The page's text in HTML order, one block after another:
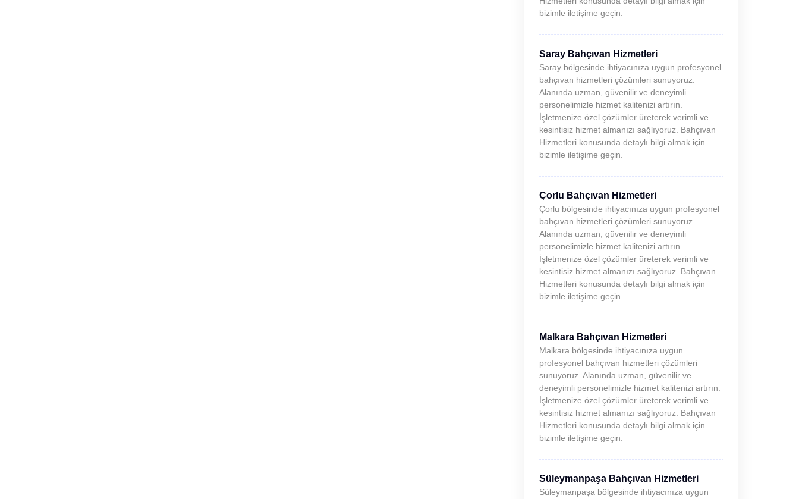
bizimle iletişime geçin.
Saray Bahçıvan Hizmetleri
Saray bölgesinde ihtiyacınıza uygun profesyonel
bahçıvan hizmetleri çözümleri sunuyoruz.
Alanında uzman, güvenilir ve deneyimli
personelimizle hizmet kalitenizi artırın.
İşletmenize özel çözümler üreterek verimli ve
kesintisiz hizmet almanızı sağlıyoruz. Bahçıvan
Hizmetleri konusunda detaylı bilgi almak için
bizimle iletişime geçin.
Çorlu Bahçıvan Hizmetleri
Çorlu bölgesinde ihtiyacınıza uygun profesyonel
bahçıvan hizmetleri çözümleri sunuyoruz.
Alanında uzman, güvenilir ve deneyimli
personelimizle hizmet kalitenizi artırın.
İşletmenize özel çözümler üreterek verimli ve
kesintisiz hizmet almanızı sağlıyoruz. Bahçıvan
Hizmetleri konusunda detaylı bilgi almak için
bizimle iletişime geçin.
Malkara Bahçıvan Hizmetleri
Malkara bölgesinde ihtiyacınıza uygun
profesyonel bahçıvan hizmetleri çözümleri
sunuyoruz. Alanında uzman, güvenilir ve
deneyimli personelimizle hizmet kalitenizi artırın.
İşletmenize özel çözümler üreterek verimli ve
kesintisiz hizmet almanızı sağlıyoruz. Bahçıvan
Hizmetleri konusunda detaylı bilgi almak için
bizimle iletişime geçin.
Süleymanpaşa Bahçıvan Hizmetleri
Süleymanpaşa bölgesinde ihtiyacınıza uygun